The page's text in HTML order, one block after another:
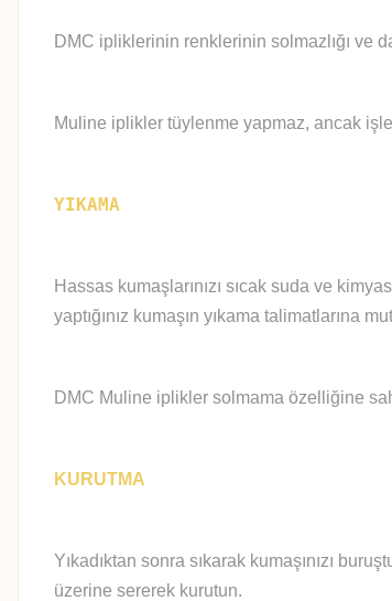
DMC ipliklerinin renklerinin solmazlığı ve
Muline iplikler tüylenme yapmaz, ancak
YIKAMA
Hassas kumaşlarınızı sıcak suda ve
yaptığınız kumaşın yıkama talimatlarına
DMC Muline iplikler solmama özelliğine
KURUTMA
Yıkadıktan sonra sıkarak kumaşınızı
üzerine sererek kurutun.